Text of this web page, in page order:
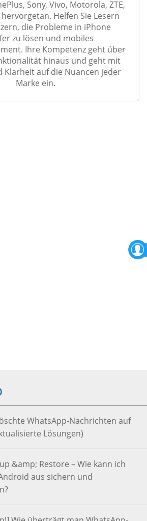
WhatsApp-Nachrichten auf
Lösungen)
&amp; Restore – Wie kann ich
aus sichern und
Sony, Vivo, Motorola, ZTE,
Helfen Sie Lesern
die Probleme in iPhone
zu lösen und mobiles
Ihre Kompetenz geht über
hinaus und geht mit
Klarheit auf die Nuancen jeder
Marke ein.